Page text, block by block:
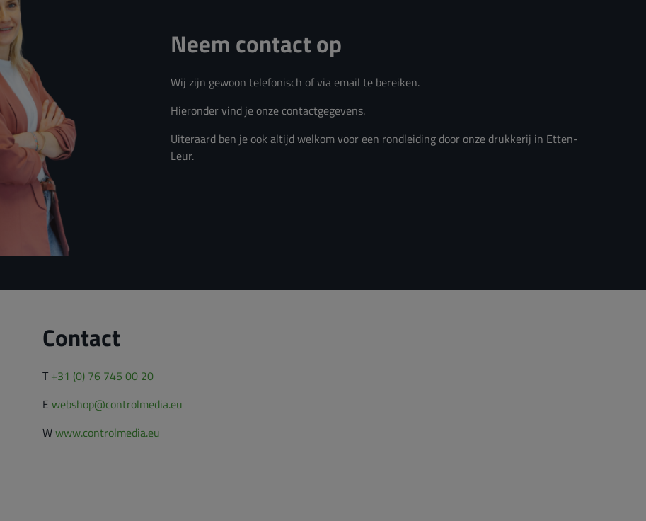
Neem contact op
Wij zijn gewoon telefonisch of via email te bereiken.
Hieronder vind je onze contactgegevens.
Uiteraard ben je ook altijd welkom voor een rondleiding door onze drukkerij in Etten-
Leur.
Contact
T +31 (0) 76 745 00 20
E webshop@controlmedia.eu
Wwww.controlmedia.eu